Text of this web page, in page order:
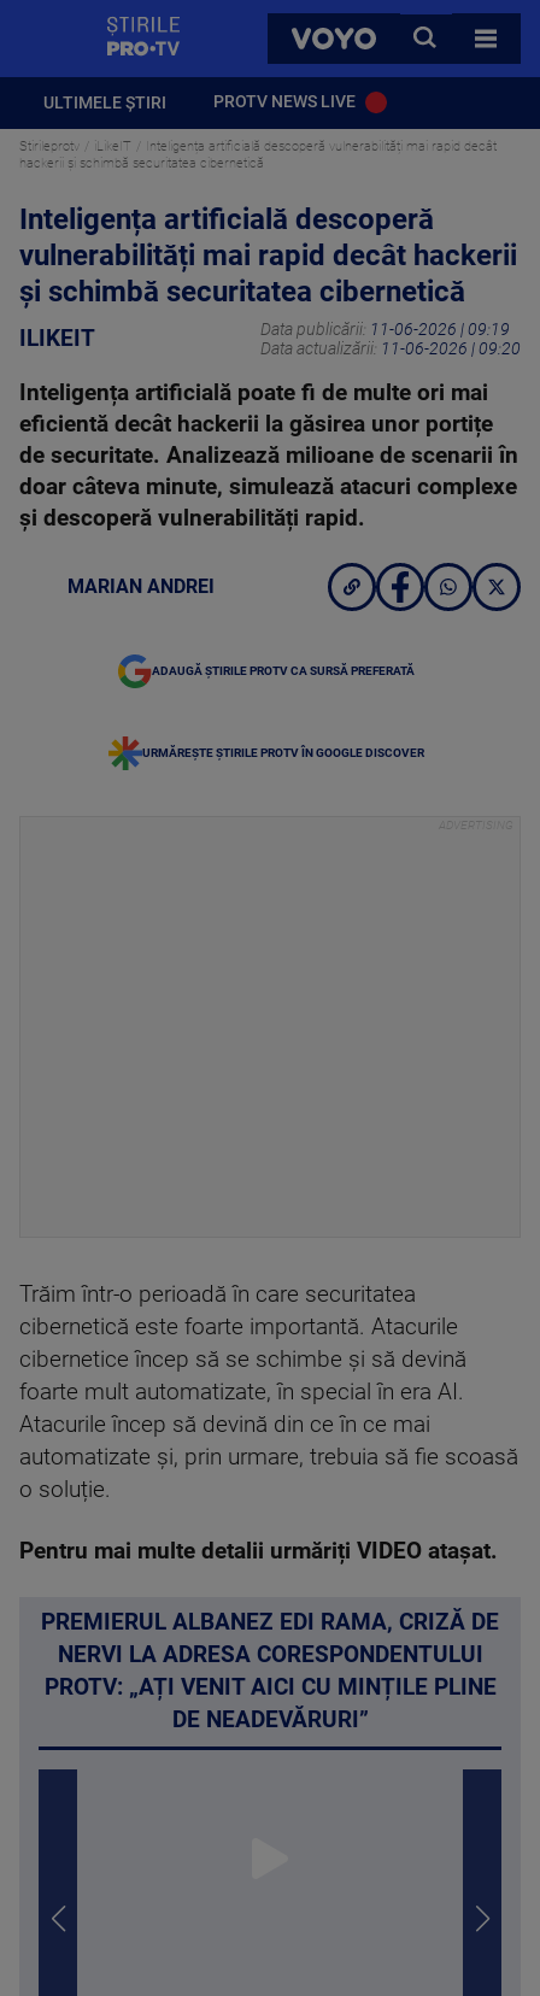
VOYO
CAUTA
TOATE
ULTIMELE ȘTIRI PROTV NEWS LIVE
Stirileprotv iLikeIT
Inteligența artificială descoperă vulnerabilități mai rapid decât
hackerii și schimbă securitatea cibernetică
Inteligența artificială descoperă
vulnerabilități mai rapid decât hackerii
și schimbă securitatea cibernetică
ILIKEIT Data publicării: 11-06-2026 | 09:19
Data actualizării: 11-06-2026 | 09:20
Inteligența artificială poate fi de multe ori mai
eficientă decât hackerii la găsirea unor portițe
de securitate. Analizează milioane de scenarii în
doar câteva minute, simulează atacuri complexe
și descoperă vulnerabilități rapid.
MARIAN ANDREI
ADAUGĂ ȘTIRILE PROTV CA SURSĂ PREFERATĂ
URMĂREȘTE ȘTIRILE PROTV ÎN GOOGLE DISCOVER
Trăim într-o perioadă în care securitatea
cibernetică este foarte importantă. Atacurile
cibernetice încep să se schimbe și să devină
foarte mult automatizate, în special în era AI.
Atacurile încep să devină din ce în ce mai
automatizate și, prin urmare, trebuia să fie scoasă
o soluție.
Pentru mai multe detalii urmăriți VIDEO atașat.
PREMIERUL ALBANEZ EDI RAMA, CRIZĂ DE
NERVI LA ADRESA CORESPONDENTULUI
PROTV: „AȚI VENIT AICI CU MINȚILE PLINE
DE NEADEVĂRURI”